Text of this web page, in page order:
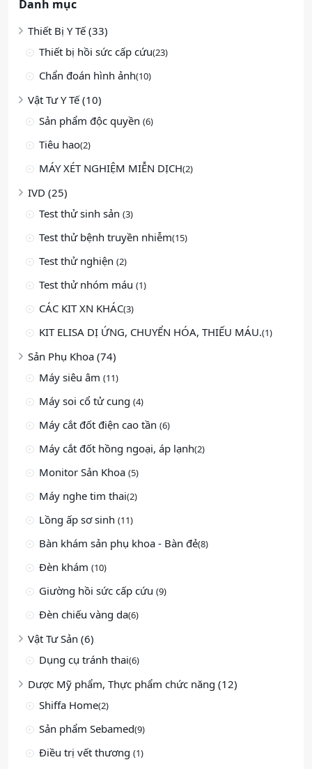
Danh mục
Thiết Bị Y Tế (33)
Thiết bị hồi sức cấp cứu(23)
Chẩn đoán hình ảnh(10)
Vật Tư Y Tế (10)
Sản phẩm độc quyền (6)
Tiêu hao(2)
MÁY XÉT NGHIỆM MIỄN DỊCH(2)
IVD (25)
Test thử sinh sản (3)
Test thử bệnh truyền nhiễm(15)
Test thử nghiện (2)
Test thử nhóm máu (1)
CÁC KIT XN KHÁC(3)
KIT ELISA DỊ ỨNG, CHUYỂN HÓA, THIẾU MÁU.(1)
Sản Phụ Khoa (74)
Máy siêu âm (11)
Máy soi cổ tử cung (4)
Máy cắt đốt điện cao tần (6)
Máy cắt đốt hồng ngoại, áp lạnh(2)
Monitor Sản Khoa (5)
Máy nghe tim thai(2)
Lồng ấp sơ sinh (11)
Bàn khám sản phụ khoa - Bàn đẻ(8)
Đèn khám (10)
Giường hồi sức cấp cứu (9)
Đèn chiếu vàng da(6)
Vật Tư Sản (6)
Dụng cụ tránh thai(6)
Dược Mỹ phẩm, Thực phẩm chức năng (12)
Shiffa Home(2)
Sản phẩm Sebamed(9)
Điều trị vết thương (1)